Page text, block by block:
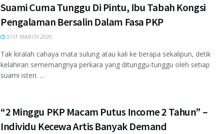
Suami Cuma Tunggu Di Pintu, Ibu Tabah Kongsi
Pengalaman Bersalin Dalam Fasa PKP
31ST MARCH 2020
Tak kiralah cahaya mata sulung atau kali ke berapa sekalipun, detik
kelahiran sememangnya perkara yang ditunggu-tunggu oleh setiap
suami isteri. ...
“2 Minggu PKP Macam Putus Income 2 Tahun” –
Individu Kecewa Artis Banyak Demand